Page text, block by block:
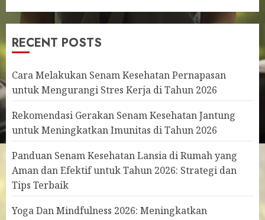
RECENT POSTS
Cara Melakukan Senam Kesehatan Pernapasan
untuk Mengurangi Stres Kerja di Tahun 2026
Rekomendasi Gerakan Senam Kesehatan Jantung
untuk Meningkatkan Imunitas di Tahun 2026
Panduan Senam Kesehatan Lansia di Rumah yang
Aman dan Efektif untuk Tahun 2026: Strategi dan
Tips Terbaik
Yoga Dan Mindfulness 2026: Meningkatkan